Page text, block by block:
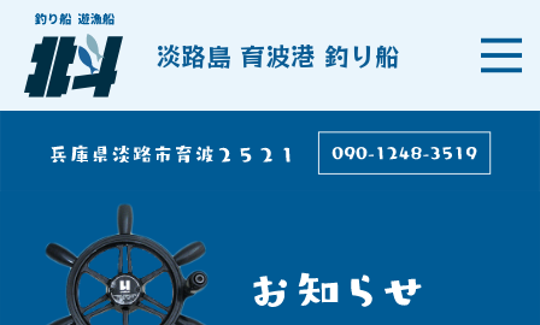
淡路島 育波港 釣り船